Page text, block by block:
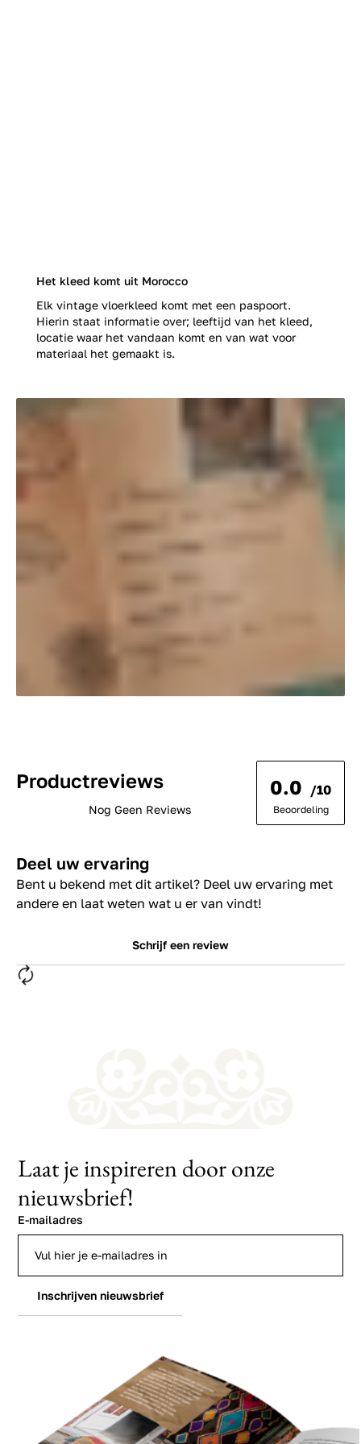
Het kleed komt uit Morocco
Elk vintage vloerkleed komt met een paspoort.
Hierin staat informatie over; leeftijd van het kleed,
locatie waar het vandaan komt en van wat voor
materiaal het gemaakt is.
Productreviews
Nog Geen Reviews
0.0 /10
Beoordeling
Deel uw ervaring
Bent u bekend met dit artikel? Deel uw ervaring met
andere en laat weten wat u er van vindt!
Schrijf een review
Laat je inspireren door onze
nieuwsbrief!
E-mailadres
Inschrijven nieuwsbrief